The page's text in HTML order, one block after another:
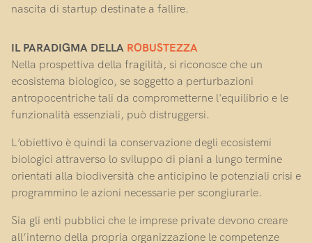
nascita di startup destinate a fallire.
IL PARADIGMA DELLA ROBUSTEZZA
Nella prospettiva della fragilità, si riconosce che un
ecosistema biologico, se soggetto a perturbazioni
antropocentriche tali da comprometterne l'equilibrio e le
funzionalità essenziali, può distruggersi.
L’obiettivo è quindi la conservazione degli ecosistemi
biologici attraverso lo sviluppo di piani a lungo termine
orientati alla biodiversità che anticipino le potenziali crisi e
programmino le azioni necessarie per scongiurarle.
Sia gli enti pubblici che le imprese private devono creare
all’interno della propria organizzazione le competenze